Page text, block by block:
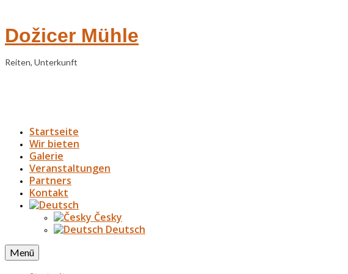
Dožicer Mühle
Reiten, Unterkunft
Startseite
Wir bieten
Galerie
Veranstaltungen
Partners
Kontakt
Česky
Deutsch
Menü